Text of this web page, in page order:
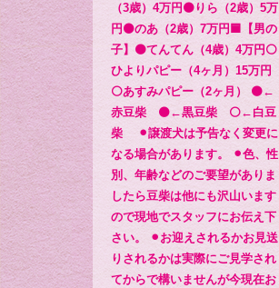
（3歳）4万円🟤りら（2歳）5万
円⚫️のあ（2歳）7万円🟦【男の
子】🟤てんてん（4歳）4万円⚪️
ひよりパピー（4ヶ月）15万円
⚪️あすみパピー（2ヶ月） 🟤←
赤豆柴 ⚫️←黒豆柴 ⚪️←白豆
柴 ⚫︎譲渡犬は予告なく変更に
なる場合があります。 ⚫︎色、性
別、年齢などのご要望がありま
したら豆柴は他にも沢山います
ので現地でスタッフにお伝え下
さい。 ⚫︎お迎えされるかお見送
りされるかは実際にご見学され
てからで構いませんが今現在お